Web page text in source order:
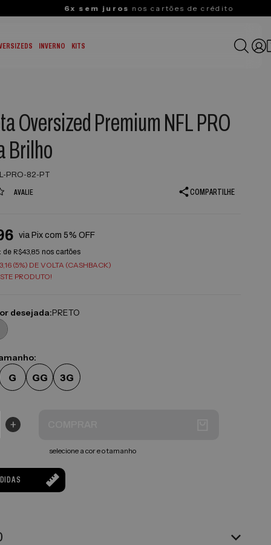
INVERNO KITS
Oversized Premium NFL PRO
Brilho
PRO-82-PT
AVALIE COMPARTILHE
via Pix com 5% OFF
de R$43,85 nos cartões
(5%) DE VOLTA (CASHBACK)
PRODUTO!
desejada:PRETO
G GG 3G
+
selecione a cor e o tamanho